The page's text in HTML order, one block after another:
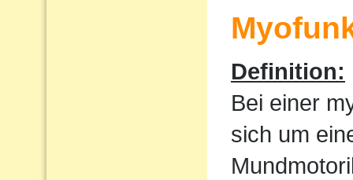
Definition:
Bei einer
sich um